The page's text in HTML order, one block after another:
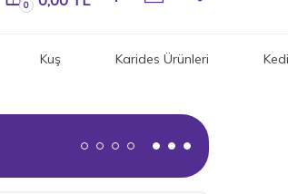
0
Kuş Karides Ürünleri Kedi